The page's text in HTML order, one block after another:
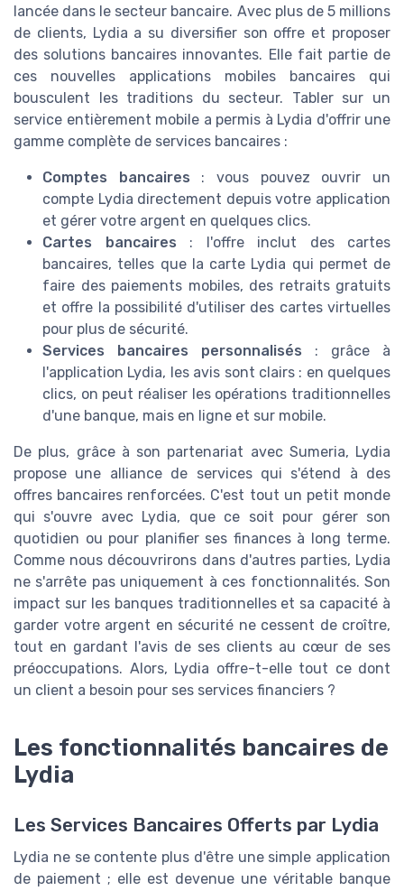
lancée dans le secteur bancaire. Avec plus de 5 millions
de clients, Lydia a su diversifier son offre et proposer
des solutions bancaires innovantes. Elle fait partie de
ces nouvelles applications mobiles bancaires qui
bousculent les traditions du secteur. Tabler sur un
service entièrement mobile a permis à Lydia d'offrir une
gamme complète de services bancaires :
Comptes bancaires : vous pouvez ouvrir un
compte Lydia directement depuis votre application
et gérer votre argent en quelques clics.
Cartes bancaires : l'offre inclut des cartes
bancaires, telles que la carte Lydia qui permet de
faire des paiements mobiles, des retraits gratuits
et offre la possibilité d'utiliser des cartes virtuelles
pour plus de sécurité.
Services bancaires personnalisés : grâce à
l'application Lydia, les avis sont clairs : en quelques
clics, on peut réaliser les opérations traditionnelles
d'une banque, mais en ligne et sur mobile.
De plus, grâce à son partenariat avec Sumeria, Lydia
propose une alliance de services qui s'étend à des
offres bancaires renforcées. C'est tout un petit monde
qui s'ouvre avec Lydia, que ce soit pour gérer son
quotidien ou pour planifier ses finances à long terme.
Comme nous découvrirons dans d'autres parties, Lydia
ne s'arrête pas uniquement à ces fonctionnalités. Son
impact sur les banques traditionnelles et sa capacité à
garder votre argent en sécurité ne cessent de croître,
tout en gardant l'avis de ses clients au cœur de ses
préoccupations. Alors, Lydia offre-t-elle tout ce dont
un client a besoin pour ses services financiers ?
Les fonctionnalités bancaires de
Lydia
Les Services Bancaires Offerts par Lydia
Lydia ne se contente plus d'être une simple application
de paiement ; elle est devenue une véritable banque